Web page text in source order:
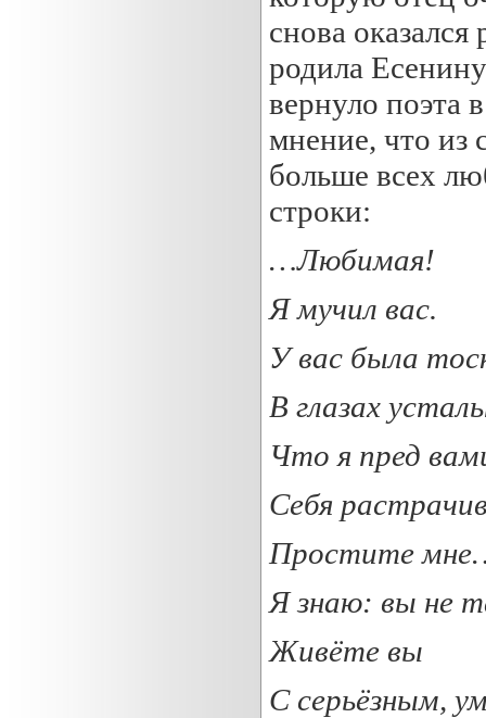
снова
родила
вернуло поэта
мнение, что из
больше всех
строки:
…Любимая!
Я мучил вас.
У вас была
В глазах
Что я пред
Себя
Простите
Я знаю: вы не
Живёте вы
С серьёзным,